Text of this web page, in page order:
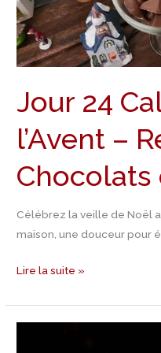
Jour 24
l’Avent –
Chocolats
Célébrez la veille de Noël
maison, une douceur pour
Recette
de
Chocolats
Noël
Lire la suite »